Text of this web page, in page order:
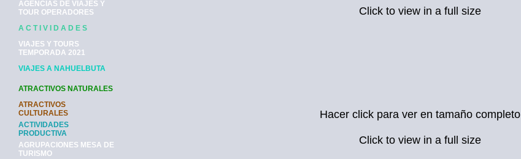
AGENCIAS DE VIAJES Y
TOUR OPERADORES
A C T I V I D A D E S
VIAJES Y TOURS
TEMPORADA 2021
VIAJES A NAHUELBUTA
ATRACTIVOS NATURALES
ATRACTIVOS
CULTURALES
ACTIVIDADES
PRODUCTIVA
AGRUPACIONES MESA DE
TURISMO
Click to view in a full size
Hacer click para ver en tamaño completo
Click to view in a full size